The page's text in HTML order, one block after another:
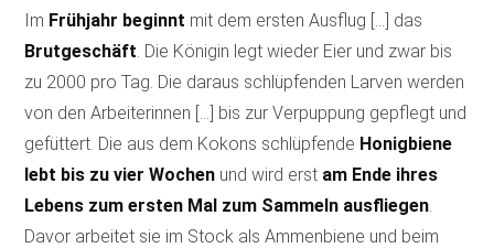
Im Frühjahr beginnt mit dem ersten Ausflug […] das
Brutgeschäft . Die Königin legt wieder Eier und zwar bis
zu 2000 pro Tag. Die daraus schlüpfenden Larven werden
von den Arbeiterinnen […] bis zur Verpuppung gepflegt und
gefüttert. Die aus dem Kokons schlüpfende Honigbiene
lebt bis zu vier Wochen und wird erst am Ende ihres
Lebens zum ersten Mal zum Sammeln ausfliegen
Davor arbeitet sie im Stock als Ammenbiene und beim